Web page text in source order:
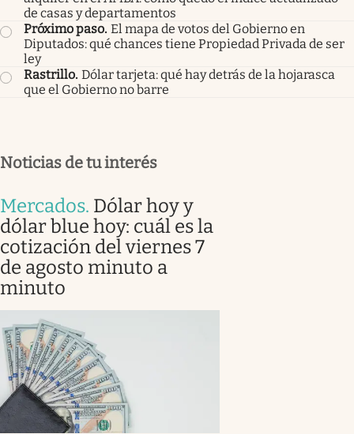
de casas y departamentos
Próximo paso. El mapa de votos del Gobierno en
Diputados: qué chances tiene Propiedad Privada de ser
ley
Rastrillo. Dólar tarjeta: qué hay detrás de la hojarasca
que el Gobierno no barre
Noticias de tu interés
Mercados. Dólar hoy y
dólar blue hoy: cuál es la
cotización del viernes 7
de agosto minuto a
minuto